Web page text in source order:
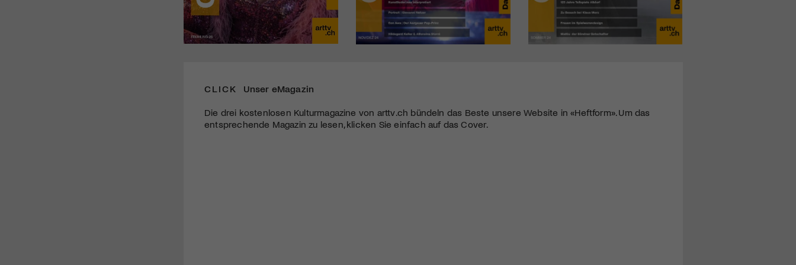
CLICK Unser eMagazin
Die drei kostenlosen Kulturmagazine von arttv.ch bündeln das Beste unsere Website in «Heftform». Um das
entsprechende Magazin zu lesen, klicken Sie einfach auf das Cover.